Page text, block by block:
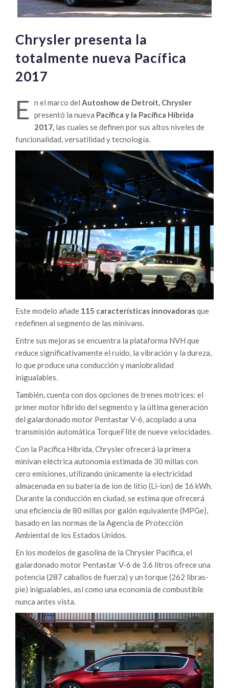
Chrysler presenta la
totalmente nueva Pacífica
2017
E n el marco del Autoshow de Detroit, Chrysler
presentó la nueva Pacífica y la Pacífica Híbrida
2017, las cuales se definen por sus altos niveles de
funcionalidad, versatilidad y tecnología.
Este modelo añade 115 características innovadorasque
redefinen al segmento de las minivans.
Entre sus mejoras se encuentra la plataforma NVH que
reduce significativamente el ruido, la vibración y la dureza,
lo que produce una conducción y maniobralidad
inigualables.
También, cuenta con dos opciones de trenes motrices: el
primer motor híbrido del segmento y la última generación
del galardonado motor Pentastar V-6, acoplado a una
transmisión automática TorqueFlite de nueve velocidades.
Con la Pacífica Híbrida, Chrysler ofrecerá la primera
minivan eléctrica autonomía estimada de 30 millas con
cero emisiones, utilizando únicamente la electricidad
almacenada en su batería de ion de litio (Li-ion) de 16 kWh.
Durante la conducción en ciudad, se estima que ofrecerá
una eficiencia de 80 millas por galón equivalente (MPGe),
basado en las normas de la Agencia de Protección
Ambiental de los Estados Unidos.
En los modelos de gasolina de la Chrysler Pacifica, el
galardonado motor Pentastar V-6 de 3.6 litros ofrece una
potencia (287 caballos de fuerza) y un torque (262 libras-
pie) inigualables, así como una economía de combustible
nunca antes vista.